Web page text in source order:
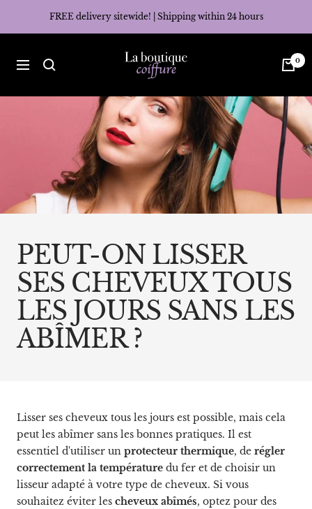
FREE delivery sitewide! | Shipping within 24 hours
Navigation
La
Boutique
0
PEUT-ON LISSER
SES CHEVEUX TOUS
LES JOURS SANS LES
ABÎMER ?
Lisser ses cheveux tous les jours est possible, mais cela
peut les abîmer sans les bonnes pratiques. Il est
essentiel d'utiliser un protecteur thermique, de régler
correctement la température du fer et de choisir un
lisseur adapté à votre type de cheveux. Si vous
souhaitez éviter les cheveux abîmés, optez pour des